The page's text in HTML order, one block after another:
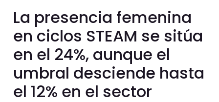
La presencia femenina
en ciclos STEAM se sitúa
en el 24%, aunque el
umbral desciende hasta
el 12% en el sector